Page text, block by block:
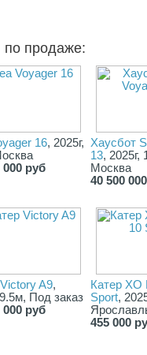
по продаже:
16, 2025г,
000 руб
Хаусбот
13, 2025г,
Москва
40 500
A9,
9.5м, Под заказ
000 руб
Катер XO
Sport,
455 000